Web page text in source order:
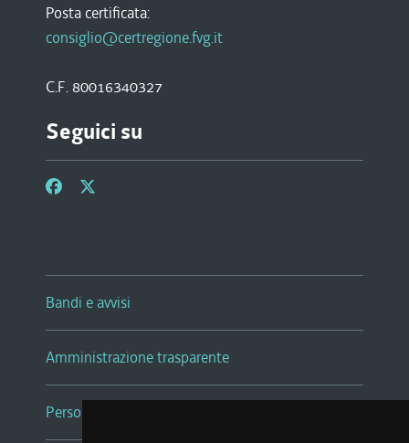
Posta certificata:
consiglio@certregione.fvg.it
C.F. 80016340327
Seguici su
Bandi e avvisi
Amministrazione trasparente
Persone e Uffici